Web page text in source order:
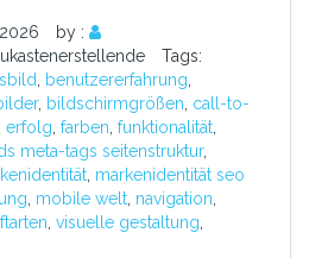
by :
Tags:
benutzererfahrung
, bildschirmgrößen call-to-
erfolg farben funktionalität
meta-tags seitenstruktur,
markenidentität seo
mobile welt navigation
visuelle gestaltung